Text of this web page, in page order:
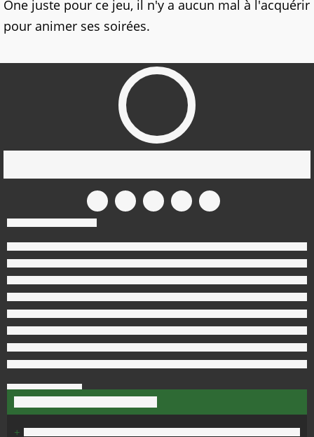
One juste pour ce jeu, il n'y a aucun mal à l'acquérir
pour animer ses soirées.
+